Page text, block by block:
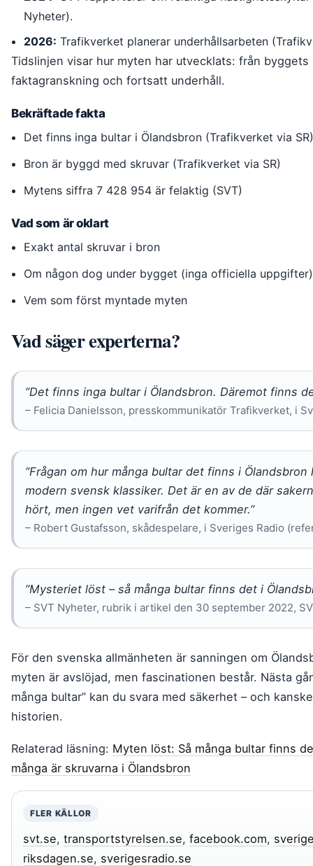
Nyheter).
2026: Trafikverket planerar underhållsarbeten
Tidslinjen visar hur myten har utvecklats: från
faktagranskning och fortsatt underhåll.
Bekräftade fakta
Det finns inga bultar i Ölandsbron (Trafikverket via
Bron är byggd med skruvar (Trafikverket via SR)
Mytens siffra 7 428 954 är felaktig (SVT)
Vad som är oklart
Exakt antal skruvar i bron
Om någon dog under bygget (inga officiella uppgifter)
Vem som först myntade myten
Vad säger experterna?
”Det finns inga bultar i Ölandsbron. Däremot finns
– Felicia Danielsson, presskommunikatör Trafikverket, i
”Frågan om hur många bultar det finns i
modern svensk klassiker. Det är en av de där
hört, men ingen vet varifrån det kommer.”
– Robert Gustafsson, skådespelare, i Sveriges Radio
”Mysteriet löst – så många bultar finns det i
– SVT Nyheter, rubrik i artikel den 30 september 2022,
För den svenska allmänheten är sanningen om
myten är avslöjad, men fascinationen består. Nästa
många bultar” kan du svara med säkerhet – och
historien.
Relaterad läsning: Myten löst: Så många bultar finns
många är skruvarna i Ölandsbron
FLER KÄLLOR
svt.se, transportstyrelsen.se, facebook.com,
riksdagen.se, sverigesradio.se